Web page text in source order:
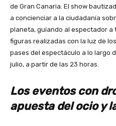
de Gran Canaria. El show
a concienciar a la ciudadanía
planeta, guiando al espectador a
figuras realizadas con la luz de
pases del espectáculo a lo largo
julio, a partir de las 23 horas.
Los eventos con
apuesta del ocio y